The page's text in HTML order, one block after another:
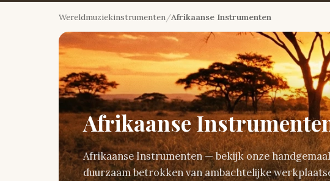
Wereldmuziekinstrumenten Afrikaanse Instrumenten
Afrikaanse
Afrikaanse Instrumenten — bekijk onze
duurzaam betrokken van ambachtelijke